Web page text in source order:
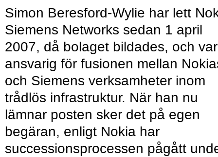
Simon Beresford-Wylie har lett
Siemens Networks sedan 1 april
2007, då bolaget bildades, och
ansvarig för fusionen mellan
och Siemens verksamheter inom
trådlös infrastruktur. När han nu
lämnar posten sker det på egen
begäran, enligt Nokia har
successionsprocessen pågått